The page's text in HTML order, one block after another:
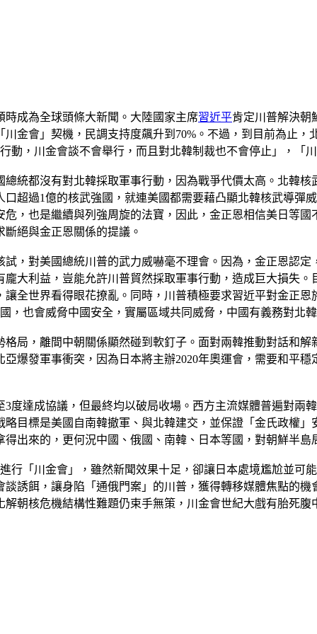
成為全球頭條大新聞。大陸國家主席習近平肯定川普解決朝
金會」契機，民調支持度飆升到70%。不過，到目前為止
動，川金會談不會舉行，而且對北韓制裁也不會停止」，「
統都沒有對北韓採取軍事行動，因為戰爭代價太高。北韓
超過1億的核武強國，就連美國都需要藉凸顯北韓核武導彈
，也是繼續與列強周旋的法寶，因此，金正恩相信美日等
絕與金正恩關係的提議。
，對美國總統川普的武力威嚇毫不理會。因為，金正恩認
大利益，豈能允許川普貿然採取軍事行動，造成巨大損失
全世界看得眼花撩亂。同時，川普積極要求習近平對金正
，也會威脅中國安全，實屬區域共同威脅，中國有義務對北
局，離間中朝關係顯然碰到軟釘子。面對兩韓推動對話和
爆發軍事衝突，因為日本將主辦2020年奧運會，需要和平
度達成協議，但最終均以破局收場。西方主流媒體普遍對兩
目標是美國自南韓撤軍、與北韓建交，並保證「金氏政權
出來的，更何況中國、俄國、南韓、日本等國，對朝鮮半
行「川金會」，雖然新聞效果十足，卻讓日本處境尷尬並可
誘餌，讓身陷「通俄門案」的川普，獲得轉移媒體焦點的
朝核危機結構性難題仍束手無策，川金會世紀大戲有胎死腹